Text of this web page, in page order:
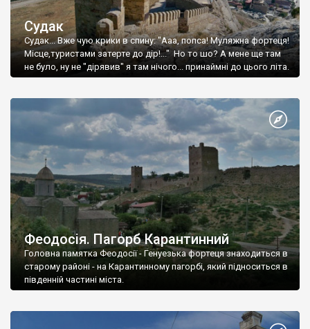
Судак
Судак... Вже чую крики в спину: "Ааа, попса! Муляжна фортеця!
Місце,туристами затерте до дір!..." Но то шо? А мене ще там
не було, ну не "дірявив" я там нічого... принаймні до цього літа.
Феодосія. Пагорб Карантинний
Головна памятка Феодосії - Генуезька фортеця знаходиться в
старому районі - на Карантинному пагорбі, який підноситься в
південній частині міста.